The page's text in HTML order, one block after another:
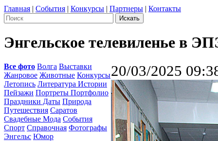
Главная | События | Конкурсы | Партнеры | Контакты
Энгельское телевиленье в
Все фото Волга Выставки
Жанровое Животные Конкурсы
Летопись Литература Истории
Пейзажи Портреты Портфолио
Праздники Даты Природа
Путешествия Саратов
Свадебные Мода События
Спорт Справочная Фотографы
Энгельс Юмор
20/03/2025